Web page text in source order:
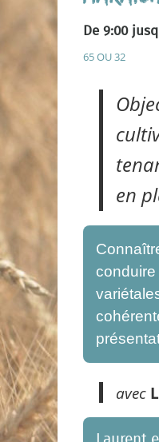
De 9:00
65 OU 32
en
avec
Laurent